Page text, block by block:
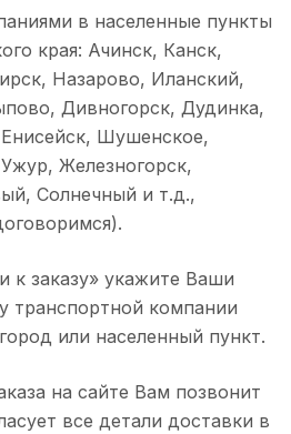
в населенные пункты
края: Ачинск, Канск,
Назарово, Иланский,
Дивногорск, Дудинка,
Шушенское,
Железногорск,
Солнечный и т.д.,
к заказу» укажите Ваши
транспортной компании
или населенный пункт.
на сайте Вам позвонит
все детали доставки в